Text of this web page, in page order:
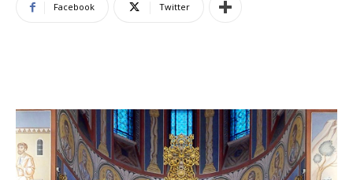
Facebook Twitter